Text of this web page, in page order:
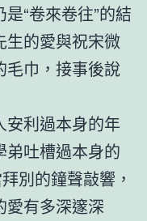
“卷來卷往”的結
生的愛與祝宋微
毛巾，接事後說
安利過本身的年
弟吐槽過本身的
別的鐘聲敲響，
愛有多深邃深